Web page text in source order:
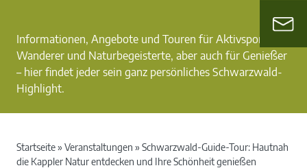
Informationen, Angebote und Touren für Aktivsportler,
Wanderer und Naturbegeisterte, aber auch für Genießer
– hier findet jeder sein ganz persönliches Schwarzwald-
Highlight.
Startseite» Veranstaltungen » Schwarzwald-Guide-Tour: Hautnah
die Kappler Natur entdecken und Ihre Schönheit genießen